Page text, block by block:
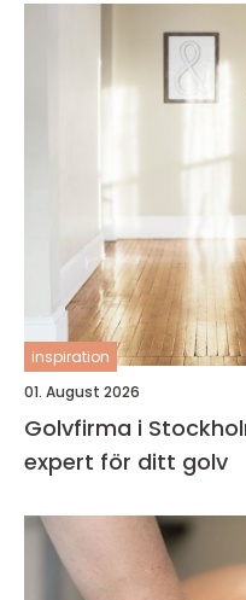
inspiration
01. August 2026
Golvfirma i
expert för ditt golv